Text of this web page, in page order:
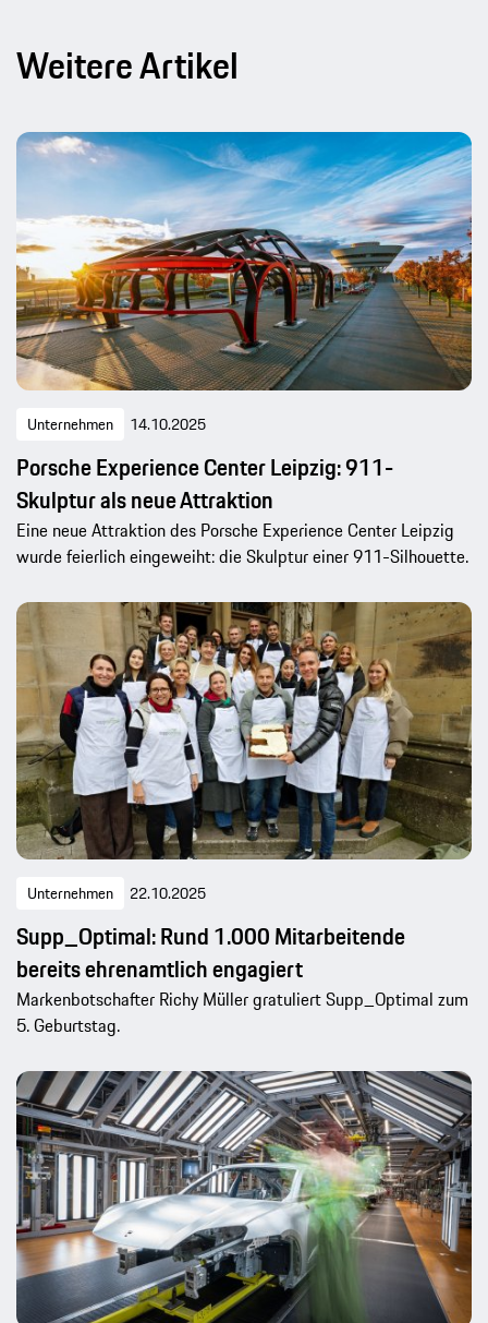
Weitere Artikel
Unternehmen 14.10.2025
Porsche Experience Center Leipzig: 911-
Skulptur als neue Attraktion
Eine neue Attraktion des Porsche Experience Center Leipzig
wurde feierlich eingeweiht: die Skulptur einer 911-Silhouette.
Unternehmen 22.10.2025
Supp_Optimal: Rund 1.000 Mitarbeitende
bereits ehrenamtlich engagiert
Markenbotschafter Richy Müller gratuliert Supp_Optimal zum
5. Geburtstag.